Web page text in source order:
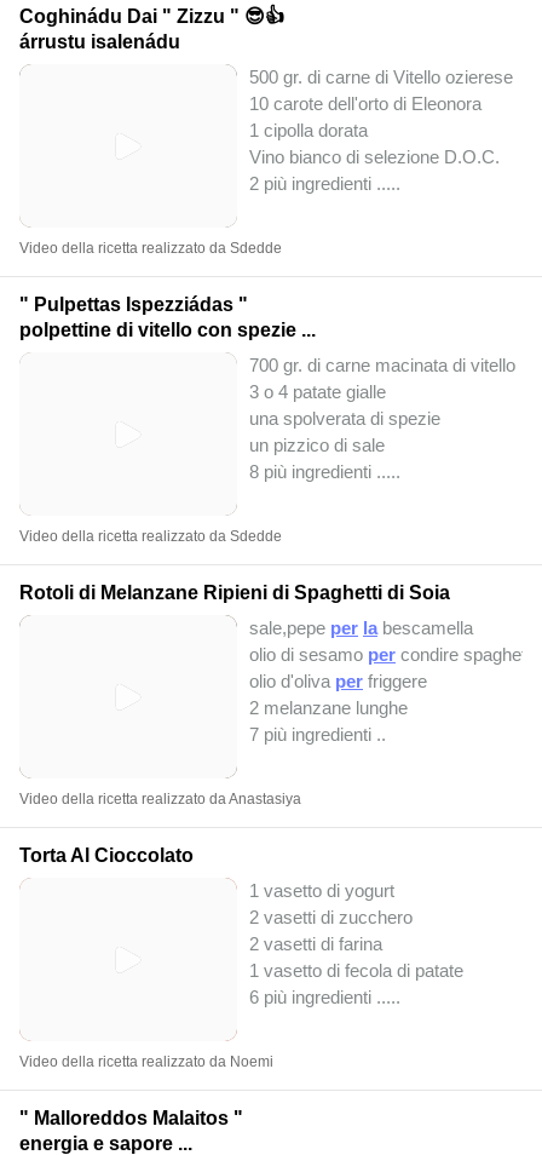
Coghinádu Dai " Zizzu " 😎👍
árrustu isalenádu
500 gr. di carne di Vitello ozierese
10 carote dell'orto di Eleonora
1 cipolla dorata
Vino bianco di selezione D.O.C.
2 più ingredienti .....
Video della ricetta realizzato da Sdedde
" Pulpettas Ispezziádas "
polpettine di vitello con spezie ...
700 gr. di carne macinata di vitello
3 o 4 patate gialle
una spolverata di spezie
un pizzico di sale
8 più ingredienti .....
Video della ricetta realizzato da Sdedde
Rotoli di Melanzane Ripieni di Spaghetti di Soia
sale,pepe per la bescamella
olio di sesamo per condire spaghetti
olio d'oliva per friggere
2 melanzane lunghe
7 più ingredienti ..
Video della ricetta realizzato da Anastasiya
Torta Al Cioccolato
1 vasetto di yogurt
2 vasetti di zucchero
2 vasetti di farina
1 vasetto di fecola di patate
6 più ingredienti .....
Video della ricetta realizzato da Noemi
" Malloreddos Malaitos "
energia e sapore ...